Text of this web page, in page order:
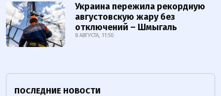
Украина пережила рекордную
августовскую жару без
отключений – Шмыгаль
8 АВГУСТА, 11:50
ПОСЛЕДНИЕ НОВОСТИ